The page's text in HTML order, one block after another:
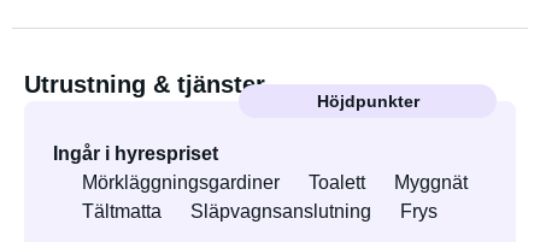
Utrustning & tjänster
Höjdpunkter
Ingår i hyrespriset
Mörkläggningsgardiner
Toalett
Myggnät
Tältmatta
Släpvagnsanslutning Frys